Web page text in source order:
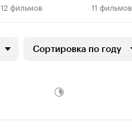
12 фильмов 11 фильмов
Сортировка по году